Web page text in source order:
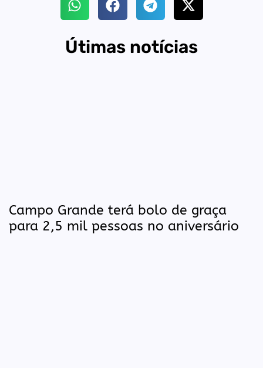
Útimas notícias
Campo Grande terá bolo de graça
para 2,5 mil pessoas no aniversário